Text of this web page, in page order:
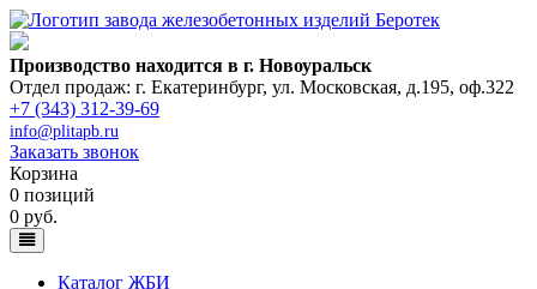
Производство находится в г. Новоуральск
Отдел продаж: г. Екатеринбург, ул. Московская, д.195, оф.322
+7 (343) 312-39-69
info@plitapb.ru
Заказать звонок
Корзина
0 позиций
0 руб.
Каталог ЖБИ